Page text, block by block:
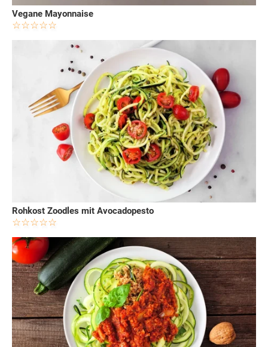
Vegane Mayonnaise
Rohkost Zoodles mit Avocadopesto